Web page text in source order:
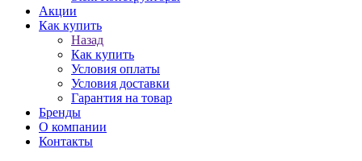
Акции
Как купить
Назад
Как купить
Условия оплаты
Условия доставки
Гарантия на товар
Бренды
О компании
Контакты